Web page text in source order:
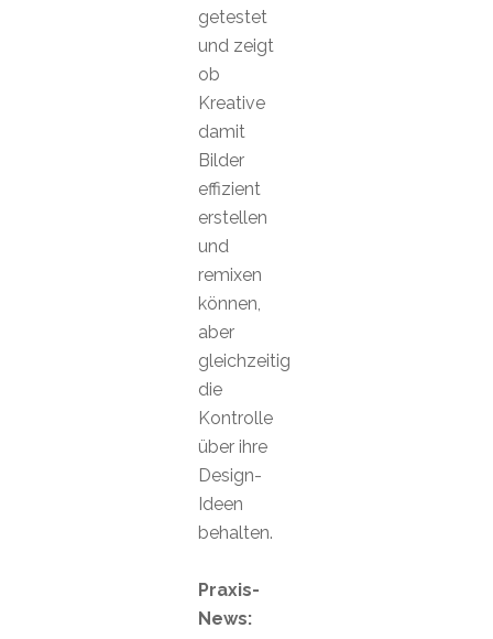
getestet
und zeigt
ob
Kreative
damit
Bilder
effizient
erstellen
und
remixen
können,
aber
gleichzeitig
die
Kontrolle
über ihre
Design-
Ideen
behalten.
Praxis-
News: